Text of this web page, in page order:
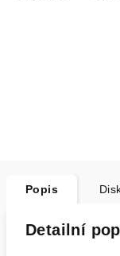
Popis
Detailní